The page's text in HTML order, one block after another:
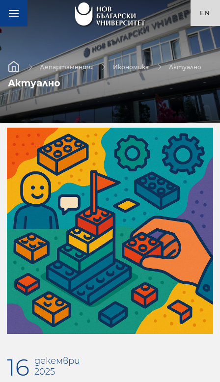
EN
Департаменти Икономика Актуално
Актуално
16 декември
2025